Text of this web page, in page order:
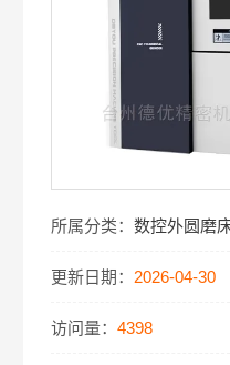
所属分类：数控外圆磨
更新日期： 2026-04-30
访问量：4398